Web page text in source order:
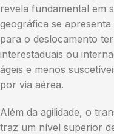
revela fundamental em
geográfica se
para o deslocamento
interestaduais ou
ágeis e menos
por via aérea.
Além da agilidade, o
traz um nível superior